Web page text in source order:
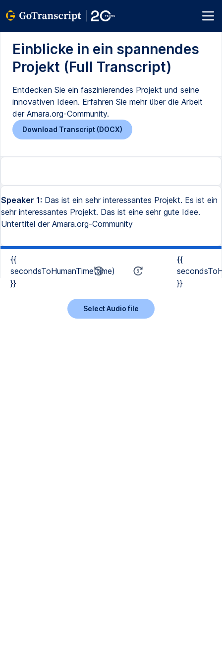
Einblicke in ein spannendes
Projekt (Full Transcript)
Entdecken Sie ein faszinierendes Projekt und seine
innovativen Ideen. Erfahren Sie mehr über die Arbeit
der Amara.org-Community.
Download Transcript (DOCX)
Speaker 1: Das ist ein sehr interessantes Projekt. Es ist ein
sehr interessantes Projekt. Das ist eine sehr gute Idee.
Untertitel der Amara.org-Community
{{
secondsToHumanTime(time)
}}
{{
}}
Select Audio file